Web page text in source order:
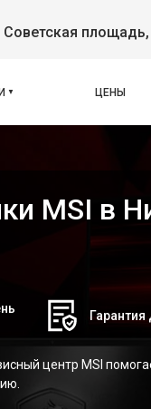
Советская
ЦЕНЫ
MSI в
Гарантия
центр MSI